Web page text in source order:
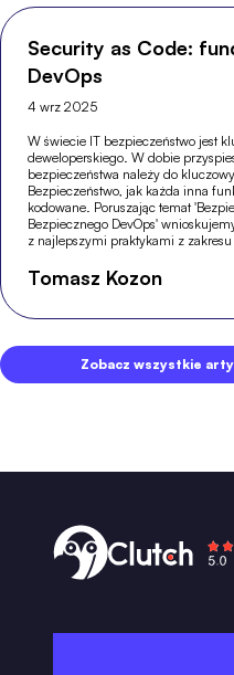
Security as Code:
DevOps
4 wrz 2025
W świecie IT bezpieczeństwo jest
deweloperskiego. W dobie
bezpieczeństwa należy do
Bezpieczeństwo, jak każda inna
kodowane. Poruszając temat
Bezpiecznego DevOps'
z najlepszymi praktykami z zakresu
Tomasz Kozon
Zobacz wszystkie